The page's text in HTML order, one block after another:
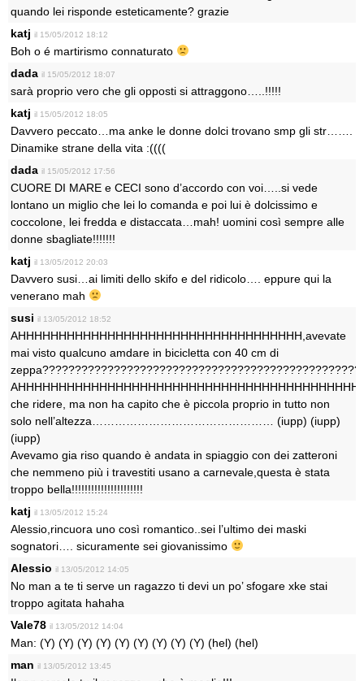
quando lei risponde esteticamente? grazie
katj il 15/05/2012 18:12
Boh o é martirismo connaturato
dada il 15/05/2012 18:07
sarà proprio vero che gli opposti si attraggono…..!!!!!
katj il 15/05/2012 18:05
Davvero peccato…ma anke le donne dolci trovano smp gli str…….
Dinamike strane della vita :((((
dada il 15/05/2012 17:56
CUORE DI MARE e CECI sono d’accordo con voi…..si vede
lontano un miglio che lei lo comanda e poi lui è dolcissimo e
coccolone, lei fredda e distaccata…mah! uomini così sempre alle
donne sbagliate!!!!!!!
katj il 13/05/2012 20:03
Davvero susi…ai limiti dello skifo e del ridicolo…. eppure qui la
venerano mah
susi il 13/05/2012 18:52
AHHHHHHHHHHHHHHHHHHHHHHHHHHHHHHHHHHH,avevate
mai visto qualcuno amdare in bicicletta con 40 cm di
che ridere, ma non ha capito che è piccola proprio in tutto non
solo nell’altezza………………………………………… (iupp) (iupp)
(iupp)
Avevamo gia riso quando è andata in spiaggio con dei zatteroni
che nemmeno più i travestiti usano a carnevale,questa è stata
troppo bella!!!!!!!!!!!!!!!!!!!!!!
katj il 13/05/2012 15:24
Alessio,rincuora uno così romantico..sei l’ultimo dei maski
sognatori…. sicuramente sei giovanissimo
Alessio il 13/05/2012 14:05
No man a te ti serve un ragazzo ti devi un po’ sfogare xke stai
troppo agitata hahaha
Vale78 il 13/05/2012 14:04
Man: (Y) (Y) (Y) (Y) (Y) (Y) (Y) (Y) (Y) (hel) (hel)
man il 13/05/2012 13:45